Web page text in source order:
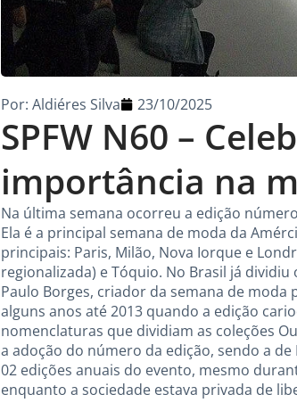
SPFW N60 –
importância na
Por: Aldiéres Silva 23/10/2025
Na última semana ocorreu a edição
Ela é a principal semana de moda da
principais: Paris, Milão, Nova Iorque e
regionalizada) e Tóquio. No Brasil já
Paulo Borges, criador da semana de
alguns anos até 2013 quando a edição
nomenclaturas que dividiam as coleções
a adoção do número da edição, sendo a
02 edições anuais do evento, mesmo
enquanto a sociedade estava privada de